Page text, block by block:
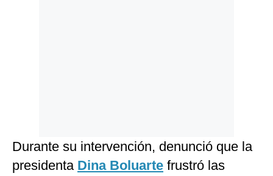
Durante su intervención, denunció que la
presidenta Dina Boluarte frustró las